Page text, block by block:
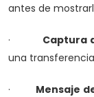
antes de
· Captura
una
· Mensaje